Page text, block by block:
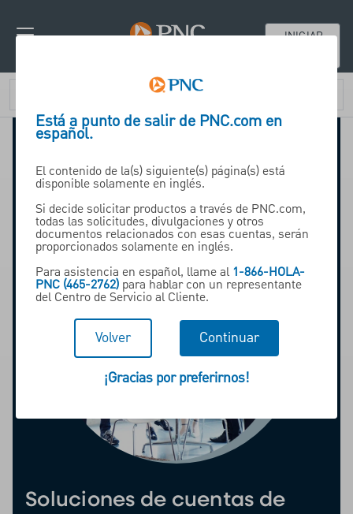
INICIAR
Soluciones de cuentas de
Está a punto de salir de PNC.com en
español.
El contenido de la(s) siguiente(s) página(s) está
disponible solamente en inglés.
Si decide solicitar productos a través de PNC.com,
todas las solicitudes, divulgaciones y otros
documentos relacionados con esas cuentas, serán
proporcionados solamente en inglés.
Para asistencia en español, llame al 1-866-HOLA-
PNC (465-2762)para hablar con un representante
del Centro de Servicio al Cliente.
Volver Continuar
¡Gracias por preferirnos!